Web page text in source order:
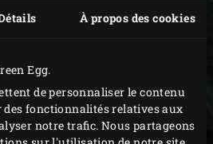
À propos des cookies
Egg.
de personnaliser le contenu
fonctionnalités relatives aux
notre trafic. Nous partageons